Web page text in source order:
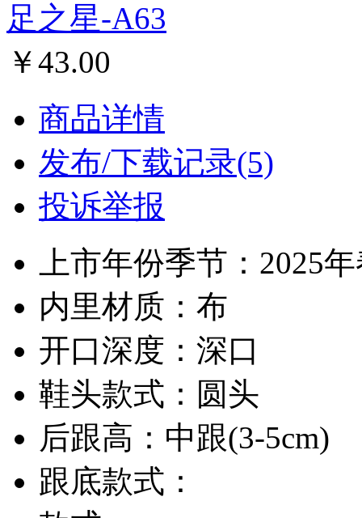
足之星-A63
￥43.00
商品详情
发布/下载记录(5)
投诉举报
上市年份季节：2025
内里材质：布
开口深度：深口
鞋头款式：圆头
后跟高：中跟(3-5cm)
跟底款式：